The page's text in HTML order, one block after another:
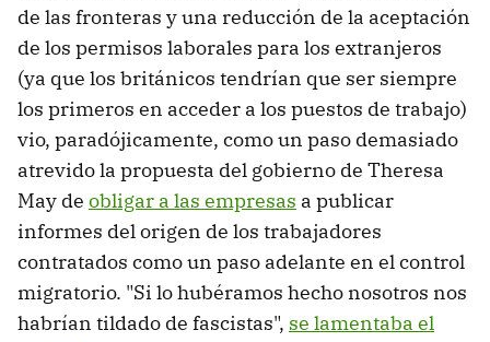
de las fronteras y una reducción de la aceptación
de los permisos laborales para los extranjeros
(ya que los británicos tendrían que ser siempre
los primeros en acceder a los puestos de trabajo)
vio, paradójicamente, como un paso demasiado
atrevido la propuesta del gobierno de Theresa
May de obligar a las empresas a publicar
informes del origen de los trabajadores
contratados como un paso adelante en el control
migratorio. "Si lo hubéramos hecho nosotros nos
habrían tildado de fascistas", se lamentaba el